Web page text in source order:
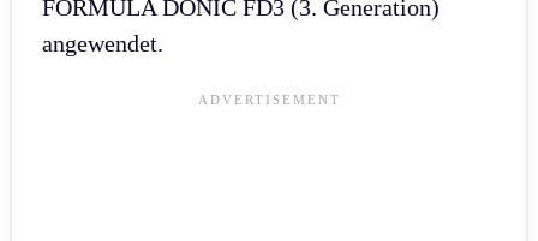
FORMULA DONIC FD3 (3. Generation)
angewendet.